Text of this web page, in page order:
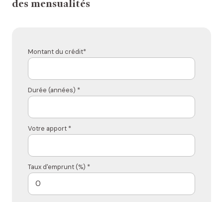
des mensualités
Montant du crédit*
Durée (années) *
Votre apport *
Taux d'emprunt (%) *